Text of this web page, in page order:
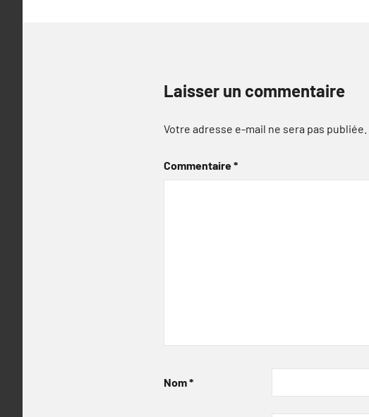
Laisser un commentaire
Votre adresse e-mail ne sera pas publiée.
Commentaire*
Nom*